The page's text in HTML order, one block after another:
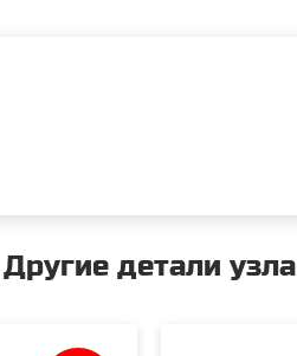
Другие детали узла